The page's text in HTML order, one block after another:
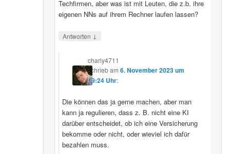
Techfirmen, aber was ist mit Leuten, die z.b. ihre
eigenen NNs auf ihrem Rechner laufen lassen?
Antworten ↓
charly4711
schriebam6. November 2023 um
09:24 Uhr:
Die können das ja gerne machen, aber man
kann ja regulieren, dass z. B. nicht eine KI
darüber entscheidet, ob ich eine Versicherung
bekomme oder nicht, oder wieviel ich dafür
bezahlen muss.